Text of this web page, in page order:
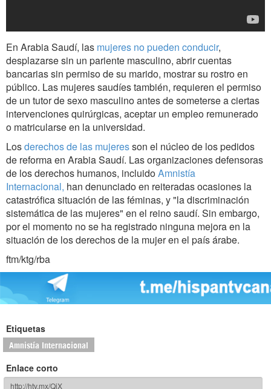
En Arabia Saudí, las mujeres no pueden conducir,
desplazarse sin un pariente masculino, abrir cuentas
bancarias sin permiso de su marido, mostrar su rostro en
público. Las mujeres saudíes también, requieren el permiso
de un tutor de sexo masculino antes de someterse a ciertas
intervenciones quirúrgicas, aceptar un empleo remunerado
o matricularse en la universidad.
Losderechos de las mujeresson el núcleo de los pedidos
de reforma en Arabia Saudí. Las organizaciones defensoras
de los derechos humanos, incluidoAmnistía
Internacional, han denunciado en reiteradas ocasiones la
catastrófica situación de las féminas, y "la discriminación
sistemática de las mujeres" en el reino saudí. Sin embargo,
por el momento no se ha registrado ninguna mejora en la
situación de los derechos de la mujer en el país árabe.
ftm/ktg/rba
Etiquetas
Amnistía Internacional
Enlace corto